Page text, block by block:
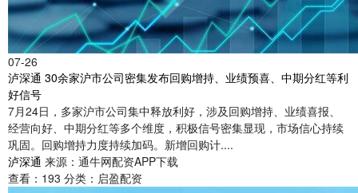
07-26
泸深通 30余家沪市公司密集发布回购增持、业绩预喜、中期分红等利
好信号
7月24日，多家沪市公司集中释放利好，涉及回购增持、业绩喜报、
经营向好、中期分红等多个维度，积极信号密集显现，市场信心持续
巩固。回购增持力度持续加码。新增回购计....
泸深通 来源：通牛网配资APP下载
查看： 193 分类： 启盈配资